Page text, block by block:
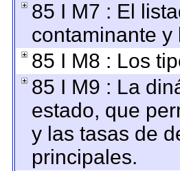
85 I M7 : El
contaminante y
85 I M8 : Los
85 I M9 : La
estado, que
y las tasas de
principales.